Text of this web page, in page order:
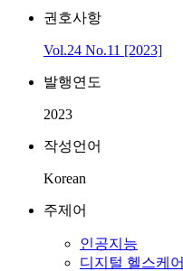
권호사항
Vol.24 No.11 [2023]
발행연도
2023
작성언어
Korean
주제어
인공지능
디지털 헬스케어